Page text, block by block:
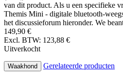
van dit product. Als u een specifieke
Themis Mini - digitale bluetooth-
het discussieforum hieronder. We
149,90 €
Excl. BTW: 123,88 €
Uitverkocht
Waakhond Gerelateerde producten